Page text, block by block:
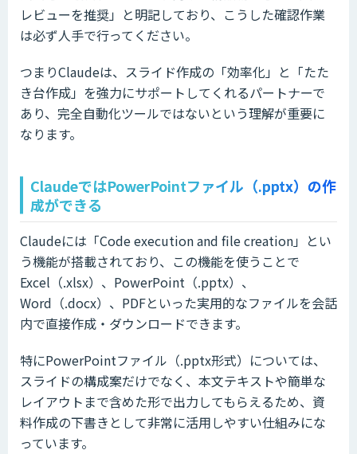
レビューを推奨」と明記しており、こうした確認作業
は必ず人手で行ってください。
つまりClaudeは、スライド作成の「効率化」と「たた
き台作成」を強力にサポートしてくれるパートナーで
あり、完全自動化ツールではないという理解が重要に
なります。
ClaudeではPowerPointファイル（.pptx）の作
成ができる
Claudeには「Code execution and file creation」とい
う機能が搭載されており、この機能を使うことで
Excel（.xlsx）、PowerPoint（.pptx）、
Word（.docx）、PDFといった実用的なファイルを会話
内で直接作成・ダウンロードできます。
特にPowerPointファイル（.pptx形式）については、
スライドの構成案だけでなく、本文テキストや簡単な
レイアウトまで含めた形で出力してもらえるため、資
料作成の下書きとして非常に活用しやすい仕組みにな
っています。